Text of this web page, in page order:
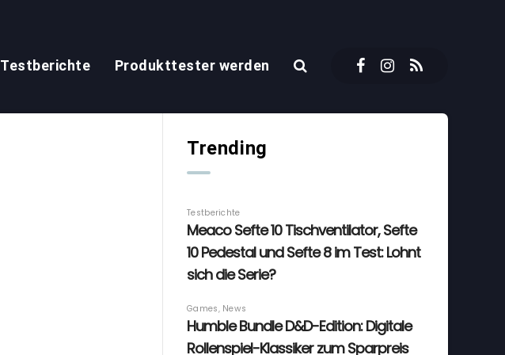
Testberichte Produkttester werden
Trending